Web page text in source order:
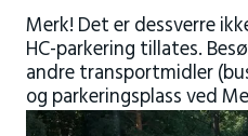
Merk! Det er dessverre
HC-parkering tillates.
andre transportmidler
og parkeringsplass ved